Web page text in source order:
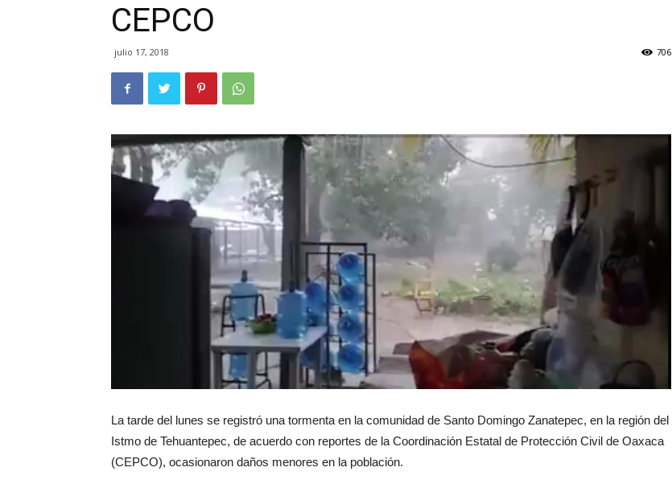
CEPCO
julio 17, 2018 706
La tarde del lunes se registró una tormenta en la comunidad de Santo Domingo Zanatepec, en la región del
Istmo de Tehuantepec, de acuerdo con reportes de la Coordinación Estatal de Protección Civil de Oaxaca
(CEPCO), ocasionaron daños menores en la población.